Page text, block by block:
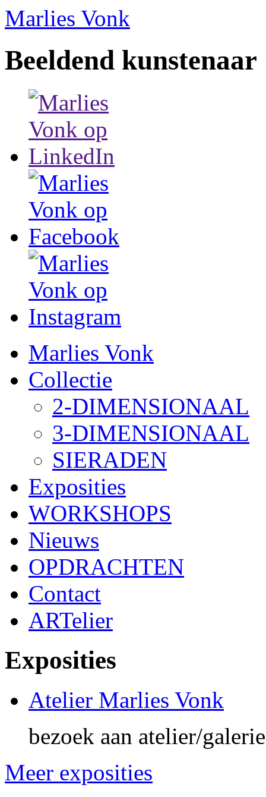
Marlies Vonk
Beeldend kunstenaar
Marlies Vonk
Collectie
2-DIMENSIONAAL
3-DIMENSIONAAL
SIERADEN
Exposities
WORKSHOPS
Nieuws
OPDRACHTEN
Contact
ARTelier
Exposities
Atelier Marlies Vonk
bezoek aan atelier/
Meer exposities